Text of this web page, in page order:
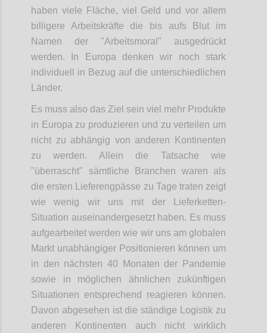
haben viele Fläche, viel Geld und vor allem
billigere Arbeitskräfte die bis aufs Blut im
Namen der "Arbeitsmoral" ausgedrückt
werden. In Europa denken wir noch stark
individuell in Bezug auf die unterschiedlichen
Länder.
Es muss also das Ziel sein viel mehr Produkte
in Europa zu produzieren und zu verteilen um
nicht zu abhängig von anderen Kontinenten
zu werden. Allein die Tatsache wie
"überrascht" sämtliche Branchen waren als
die ersten Lieferengpässe zu Tage traten zeigt
wie wenig wir uns mit der Lieferketten-
Situation auseinandergesetzt haben. Es muss
aufgearbeitet werden wie wir uns am globalen
Markt unabhängiger Positionieren können um
in den nächsten 40 Monaten der Pandemie
sowie in möglichen ähnlichen zukünftigen
Situationen entsprechend reagieren können.
Davon abgesehen ist die ständige Logistik zu
anderen Kontinenten auch nicht wirklich